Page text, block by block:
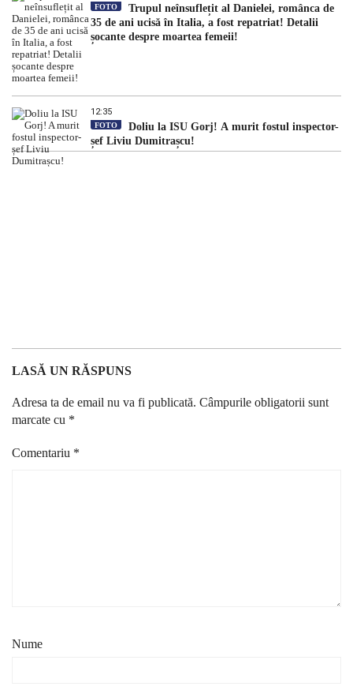
FOTO
Trupul neînsuflețit al Danielei, românca de
35 de ani ucisă în Italia, a fost repatriat! Detalii
șocante despre moartea femeii!
12:35
FOTO
Doliu la ISU Gorj! A murit fostul inspector-
șef Liviu Dumitrașcu!
LASĂ UN RĂSPUNS
Adresa ta de email nu va fi publicată. Câmpurile obligatorii sunt
marcate cu *
Comentariu *
Nume